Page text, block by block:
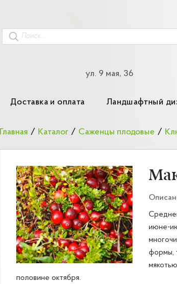
ул. 9 мая, 36
Доставка и оплата Ландшафтный
Главная / Каталог / Саженцы плодовые /
июне-
формы,
половине октября.